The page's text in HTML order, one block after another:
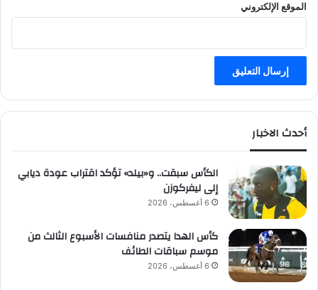
الموقع الإلكتروني
أحدث الاخبار
الكأس سبقت.. و«بيلد» تؤكد اقتراب عودة ديابي
إلى ليفركوزن
6 أغسطس، 2026
كأس الهدا يتصدر منافسات الأسبوع الثالث من
موسم سباقات الطائف
6 أغسطس، 2026